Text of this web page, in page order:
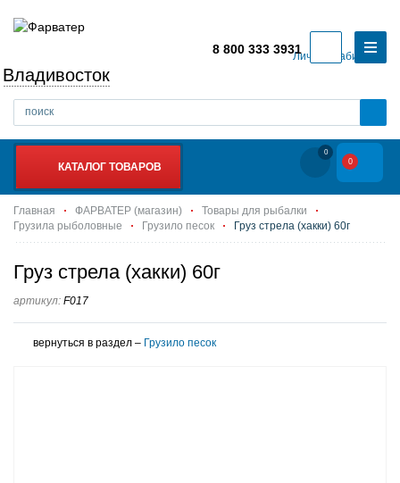
Личный кабинет
Владивосток
8 800 333 3931
КАТАЛОГ ТОВАРОВ
0
0
Главная ФАРВАТЕР (магазин)
Товары для рыбалки
Грузила рыболовные
Грузило песок Груз стрела (хакки) 60г
Груз стрела (хакки) 60г
артикул: F017
вернуться в раздел – Грузило песок